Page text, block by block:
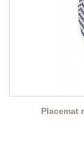
Placemat